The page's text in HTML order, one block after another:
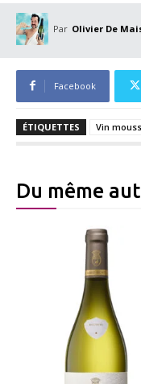
Par Olivier De
Facebook
ÉTIQUETTES Vin
Du même